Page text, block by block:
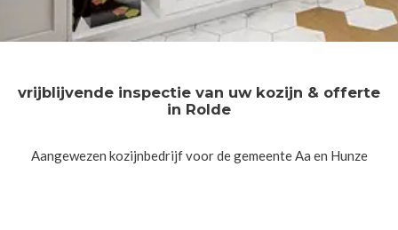
vrijblijvende inspectie van uw kozijn & offerte
in Rolde
Aangewezen kozijnbedrijf voor de gemeente Aa en Hunze